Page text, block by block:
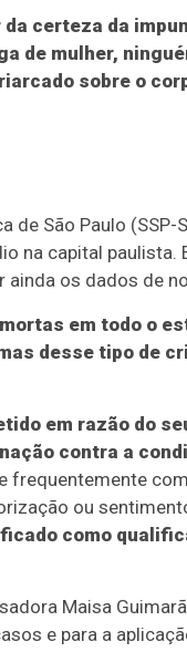
certeza da
de mulher,
sobre o
de São Paulo
na capital paulista.
os dados de
em todo o
desse tipo de
em razão do
contra a
frequentemente
ou
como
Maisa
e para a